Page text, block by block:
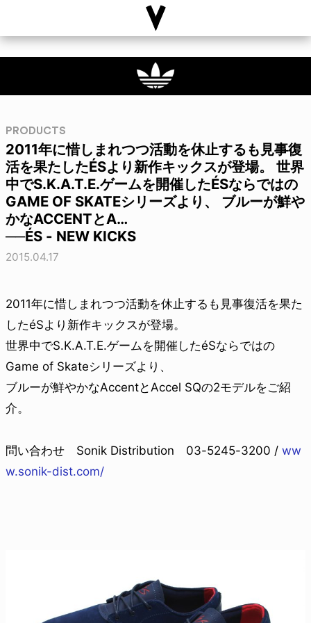
PRODUCTS
2011年に惜しまれつつ活動を休止するも見事復
活を果たしたÉSより新作キックスが登場。 世界
中でS.K.A.T.E.ゲームを開催したÉSならではの
GAME OF SKATEシリーズより、 ブルーが鮮や
かなACCENTとA…
──ÉS - NEW KICKS
2015.04.17
2011年に惜しまれつつ活動を休止するも見事復活を果た
したéSより新作キックスが登場。
世界中でS.K.A.T.E.ゲームを開催したéSならではの
Game of Skateシリーズより、
ブルーが鮮やかなAccentとAccel SQの2モデルをご紹
介。
問い合わせ Sonik Distribution 03-5245-3200 / ww
w.sonik-dist.com/